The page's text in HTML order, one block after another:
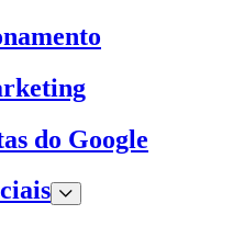
do Google